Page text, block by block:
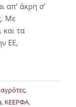
απ’ άκρη σ’
Με
τα
ΕΕ,
αγρότες,
, ΚΕΕΡΦΑ,